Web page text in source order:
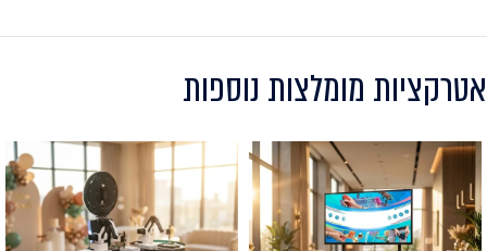
אטרקציות מומלצות נוספות